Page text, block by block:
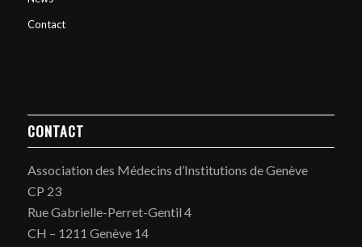
Contact
CONTACT
Association des Médecins d’Institutions de Genève
CP 23
Rue Gabrielle-Perret-Gentil 4
CH – 1211 Genève 14